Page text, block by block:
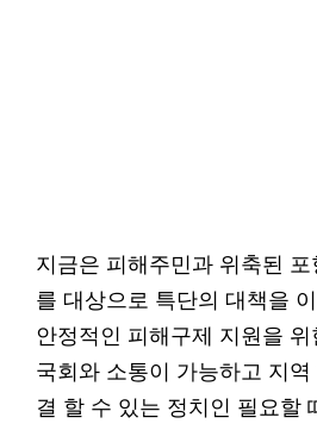
지금은 피해주민과 위축된
를 대상으로 특단의 대책을
안정적인 피해구제 지원을
국회와 소통이 가능하고 지역
결 할 수 있는 정치인 필요할